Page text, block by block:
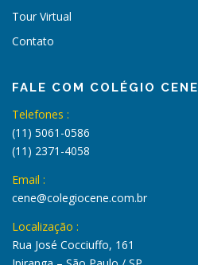
Tour Virtual
Contato
FALE COM COLÉGIO CENE
Telefones :
(11) 5061-0586
(11) 2371-4058
Email :
cene@colegiocene.com.br
Localização :
Rua José Cocciuffo, 161